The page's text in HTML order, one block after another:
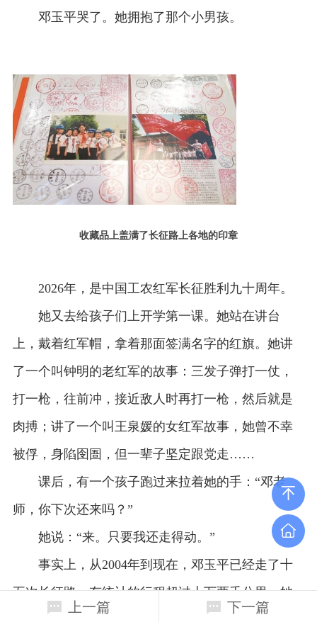
邓玉平哭了。她拥抱了那个小男孩。
收藏品上盖满了长征路上各地的印章
2026年，是中国工农红军长征胜利九十周年。
她又去给孩子们上开学第一课。她站在讲台
上，戴着红军帽，拿着那面签满名字的红旗。她讲
了一个叫钟明的老红军的故事：三发子弹打一仗，
打一枪，往前冲，接近敌人时再打一枪，然后就是
肉搏；讲了一个叫王泉媛的女红军故事，她曾不幸
被俘，身陷囹圄，但一辈子坚定跟党走……
课后，有一个孩子跑过来拉着她的手：“邓老
师，你下次还来吗？”
她说：“来。只要我还走得动。”
事实上，从2004年到现在，邓玉平已经走了十
五次长征路，有统计的行程超过十万两千公里。她
上一篇 下一篇